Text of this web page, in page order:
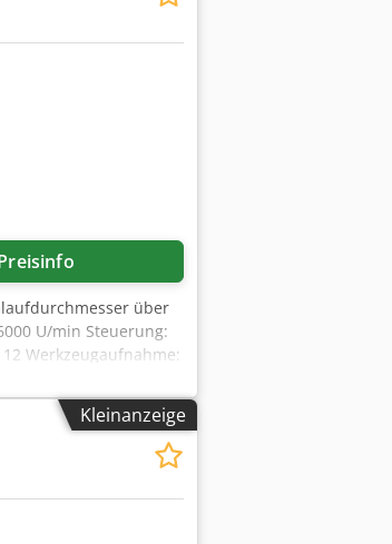
über
U/min Steuerung:
Werkzeugaufnahme:
Schnittstelle: ja
ein 3-Backenfutter Ø
alle mit
bei 40%
Vorbesitzer ist ein
im Revolver
möglich. Die
Kleinanzeige